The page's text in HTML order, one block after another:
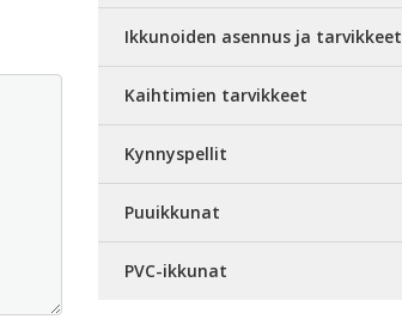
Ikkunoiden asennus ja tarvikkeet
Kaihtimien tarvikkeet
Kynnyspellit
Puuikkunat
PVC-ikkunat